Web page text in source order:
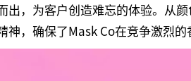
出，为客户创造难忘的体验。从
神，确保了Mask Co在竞争激烈的